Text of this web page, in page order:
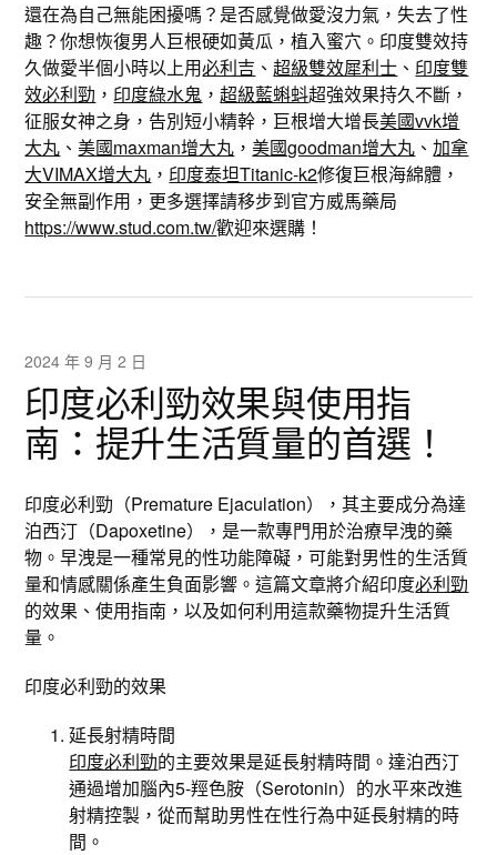
還在為自己無能困擾嗎？是否感覺做愛沒力氣，失去了性
趣？你想恢復男人巨根硬如黃瓜，植入蜜穴。印度雙效持
久做愛半個小時以上用必利吉 、超級雙效犀利士 、 印度雙
效必利勁 ， 印度綠水鬼 ，超級藍蝌蚪超強效果持久不斷，
征服女神之身，告別短小精幹，巨根增大增長美國vvk增
大丸 、美國maxman增大丸 ，美國goodman增大丸 、加拿
大VIMAX增大丸 ， 印度泰坦Titanic-k2修復巨根海綿體，
安全無副作用，更多選擇請移步到官方威馬藥局
https://www.stud.com.tw/歡迎來選購！
2024 年 9 月 2 日
印度必利勁效果與使用指
南：提升生活質量的首選！
印度必利勁（Premature Ejaculation），其主要成分為達
泊西汀（Dapoxetine），是一款專門用於治療早洩的藥
物。早洩是一種常見的性功能障礙，可能對男性的生活質
量和情感關係產生負面影響。這篇文章將介紹印度必利勁
的效果、使用指南，以及如何利用這款藥物提升生活質
量。
印度必利勁的效果
延長射精時間
印度必利勁的主要效果是延長射精時間。達泊西汀
通過增加腦內5-羥色胺（Serotonin）的水平來改進
射精控製，從而幫助男性在性行為中延長射精的時
間。